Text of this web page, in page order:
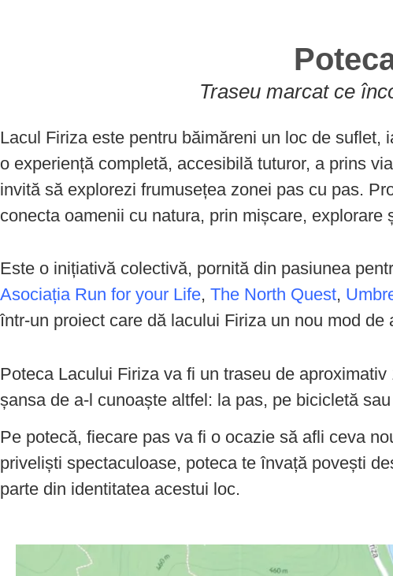
Traseu marcat ce
Lacul Firiza este pentru băimăreni un loc de
o experiență completă, accesibilă tuturor, a prins
invită să explorezi frumusețea zonei pas cu pas.
conecta oamenii cu natura, prin mișcare, explorare
Este o inițiativă colectivă, pornită din pasiunea
Asociația Run for your Life, The North Quest,
într-un proiect care dă lacului Firiza un nou mod de
Poteca Lacului Firiza va fi un traseu de
șansa de a-l cunoaște altfel: la pas, pe bicicletă
Pe potecă, fiecare pas va fi o ocazie să afli ceva
priveliști spectaculoase, poteca te învață povești
parte din identitatea acestui loc.